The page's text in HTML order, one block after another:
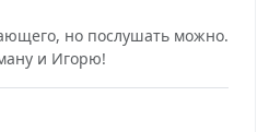
но послушать можно.
и Игорю!